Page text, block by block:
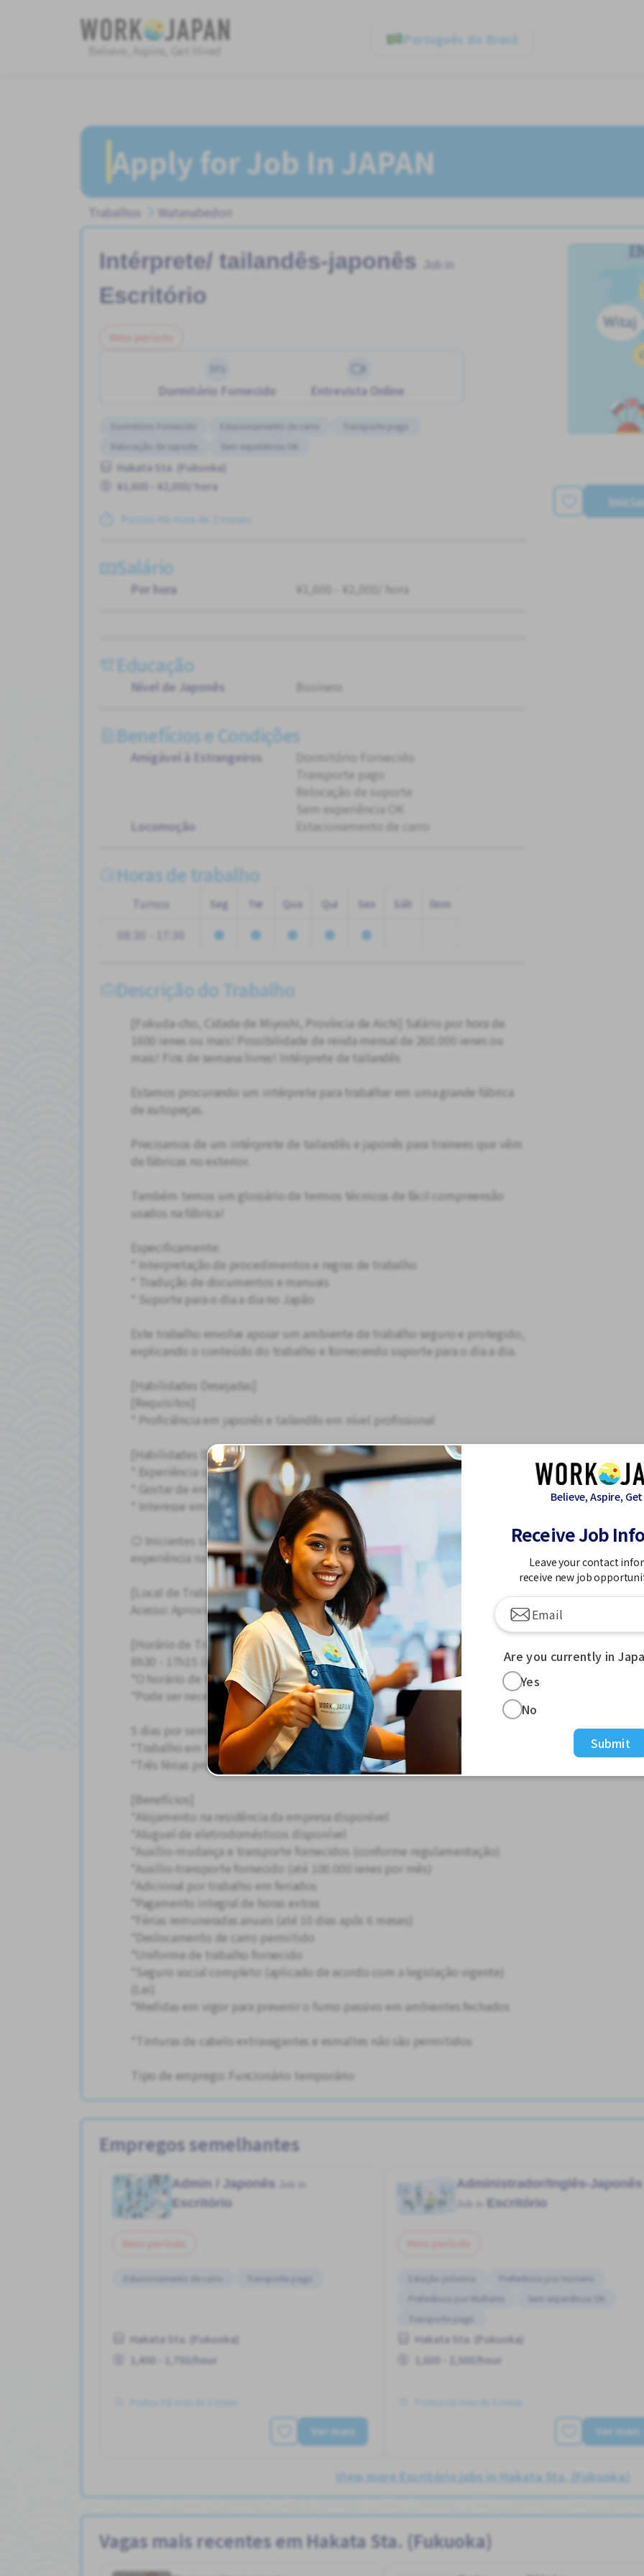
Believe, Aspire, Get Hired
Português do Brasil
Apply for Job In JAPAN
Trabalhos Watanabedori
Intérprete/ tailandês-japonês
Escritório
Dormitório Fornecido Entrevista Online
Dormitório Fornecido Estacionamento de carro
Transporte pago
Relocação de suporte
Sem experiência OK
Hakata Sta. (Fukuoka)
¥1,600 - ¥2,000/ hora
Postou Há mais de 3 meses
Salário
Por hora ¥1,600 - ¥2,000/ hora
Educação
Nível de Japonês Business
Benefícios e Condições
Amigável à Estrangeiros
Dormitório Fornecido
Transporte pago
Relocação de suporte
Sem experiência OK
Locomoção
Estacionamento de carro
Horas de trabalho
Turnos Seg Ter Qua Qui Sex Sáb Dom
08:30 - 17:30
Descrição do Trabalho
[Fukuda-cho, Cidade de Miyoshi, Província de Aichi] Salário por hora de
1600 ienes ou mais! Possibilidade de renda mensal de 260.000 ienes ou
mais! Fins de semana livres! Intérprete de tailandês
Estamos procurando um intérprete para trabalhar em uma grande fábrica
de autopeças.
Precisamos de um intérprete de tailandês e japonês para trainees que vêm
de fábricas no exterior.
Também temos um glossário de termos técnicos de fácil compreensão
usados na fábrica!
Especificamente:
* Interpretação de procedimentos e regras de trabalho
* Tradução de documentos e manuais
* Suporte para o dia a dia no Japão
Este trabalho envolve apoiar um ambiente de trabalho seguro e protegido,
explicando o conteúdo do trabalho e fornecendo suporte para o dia a dia.
[Habilidades Desejadas]
[Requisitos]
* Proficiência em japonês e tailandês em nível profissional
[Habilidades Desejadas]
* Experiência como intérprete
* Gostar de ensinar
* Interesse em trabalho de interpretação
◎ Iniciantes são bem-vindos! Não é necessário conhecimento ou
experiência na indústria de manufatura!
[Local de Trabalho] Fukuda-cho, Cidade de Miyoshi, Província de Aichi
Acesso: Aproximadamente 15 a 20 minutos de carro da Estação Nisshin
[Horário de Trabalho]
8h30 - 17h15 (intervalo de 45 minutos)
*O horário de trabalho pode variar (dependendo do departamento)
*Pode ser necessário trabalhar horas extras e em feriados
5 dias por semana (folga aos sábados e domingos)
*Trabalho em feriados
*Três férias prolongadas por ano
[Benefícios]
*Alojamento na residência da empresa disponível
*Aluguel de eletrodomésticos disponível
*Auxílio-mudança e transporte fornecidos (conforme regulamentação)
*Auxílio-transporte fornecido (até 100.000 ienes por mês)
*Adicional por trabalho em feriados
*Pagamento integral de horas extras
*Férias remuneradas anuais (até 10 dias após 6 meses)
*Deslocamento de carro permitido
*Uniforme de trabalho fornecido
*Seguro social completo (aplicado de acordo com a legislação vigente)
(Lei)
*Medidas em vigor para prevenir o fumo passivo em ambientes fechados
*Tinturas de cabelo extravagantes e esmaltes não são permitidos
Tipo de emprego: Funcionário temporário
Empregos semelhantes
Admin / Japonês
Escritório
Estacionamento de carro Transporte pago
Hakata Sta. (Fukuoka)
1,400 - 1,750/hour
Ver mais
Administrador/Inglês-Japonês
Escritório
Preferência por Homens
Preferência por Mulheres
Sem experiência OK
Transporte pago
Hakata Sta. (Fukuoka)
1,600 - 2,500/hour
Ver mais
View more Escritório jobs in Hakata Sta. (Fukuoka)
Vagas mais recentes em Hakata Sta. (Fukuoka)
Believe, Aspire,
Receive Job
Leave your contact
receive new job
Are you currently in
Yes
No
Submit